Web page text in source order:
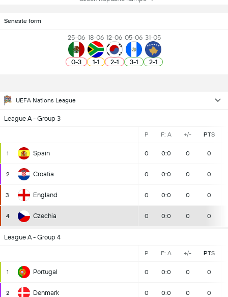
Seneste form
25-06
0-3
18-06
1-1
12-06
2-1
05-06
3-1
31-05
2-1
UEFA Nations League
League A - Group 3
P F: A +/- PTS
1 Spain 0 0:0 0 0
2 Croatia 0 0:0 0 0
3 England 0 0:0 0 0
4 Czechia 0 0:0 0 0
League A - Group 4
P F: A +/- PTS
1 Portugal 0 0:0 0 0
2 Denmark 0 0:0 0 0